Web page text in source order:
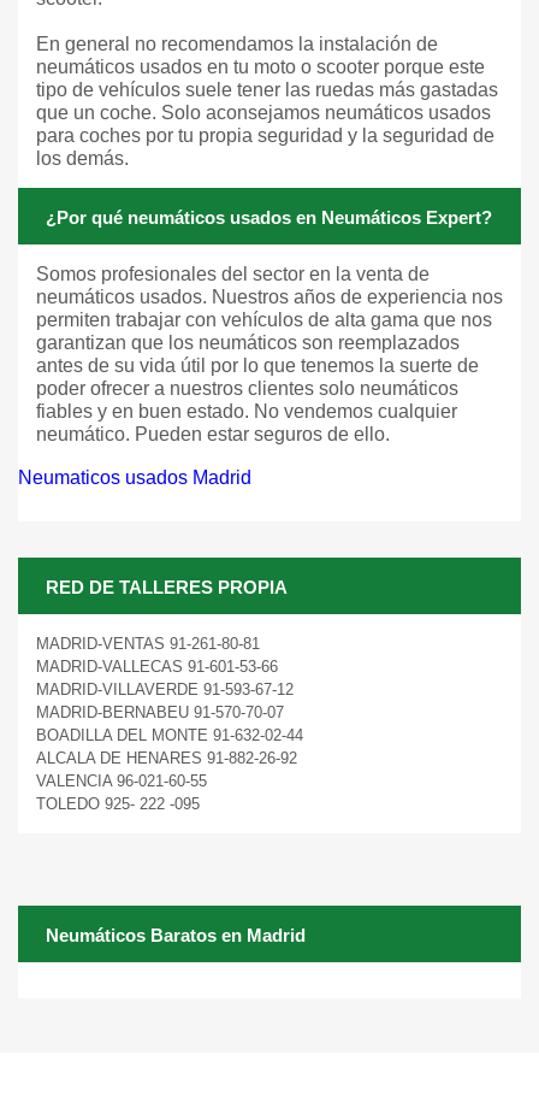
En general no recomendamos la instalación de
neumáticos usados en tu moto o scooter porque este
tipo de vehículos suele tener las ruedas más gastadas
que un coche. Solo aconsejamos neumáticos usados
para coches por tu propia seguridad y la seguridad de
los demás.
¿Por qué neumáticos usados en Neumáticos Expert?
Somos profesionales del sector en la venta de
neumáticos usados. Nuestros años de experiencia nos
permiten trabajar con vehículos de alta gama que nos
garantizan que los neumáticos son reemplazados
antes de su vida útil por lo que tenemos la suerte de
poder ofrecer a nuestros clientes solo neumáticos
fiables y en buen estado. No vendemos cualquier
neumático. Pueden estar seguros de ello.
Neumaticos usados Madrid
RED DE TALLERES PROPIA
MADRID-VENTAS 91-261-80-81
MADRID-VALLECAS 91-601-53-66
MADRID-VILLAVERDE 91-593-67-12
MADRID-BERNABEU 91-570-70-07
BOADILLA DEL MONTE 91-632-02-44
ALCALA DE HENARES 91-882-26-92
VALENCIA 96-021-60-55
TOLEDO 925- 222 -095
Neumáticos Baratos en Madrid